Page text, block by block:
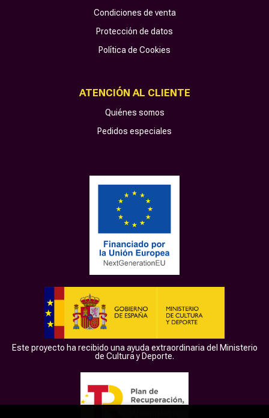
Condiciones de venta
Protección de datos
Política de Cookies
ATENCIÓN AL CLIENTE
Quiénes somos
Pedidos especiales
Este proyecto ha recibido una ayuda extraordinaria del Ministerio
de Cultura y Deporte.